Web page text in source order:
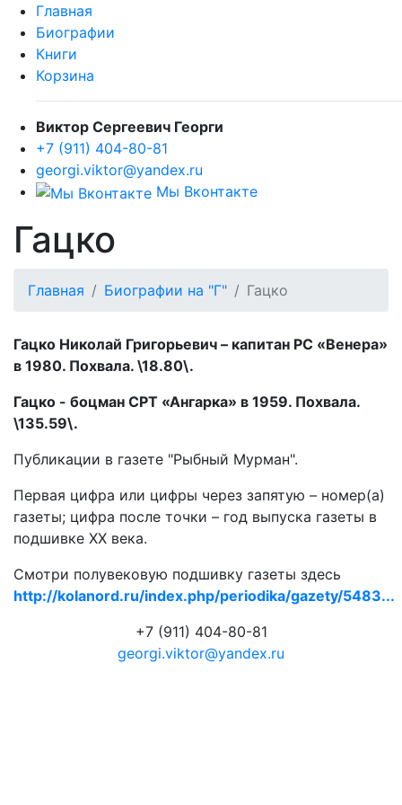
Главная
Биографии
Книги
Корзина
Виктор Сергеевич Георги
+7 (911) 404-80-81
georgi.viktor@yandex.ru
Мы Вконтакте
Гацко
Главная Биографии на "Г" Гацко
Гацко Николай Григорьевич – капитан РС «Венера»
в 1980. Похвала. \18.80\.
Гацко - боцман СРТ «Ангарка» в 1959. Похвала.
\135.59\.
Публикации в газете "Рыбный Мурман".
Первая цифра или цифры через запятую – номер(а)
газеты; цифра после точки – год выпуска газеты в
подшивке ХХ века.
Смотри полувековую подшивку газеты здесь
http://kolanord.ru/index.php/periodika/gazety/5483...
+7 (911) 404-80-81
georgi.viktor@yandex.ru